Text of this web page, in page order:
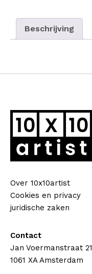
Beschrijving
Over 10x10artist
Cookies en privacy
juridische zaken
Contact
Jan Voermanstraat 21
1061 XA Amsterdam